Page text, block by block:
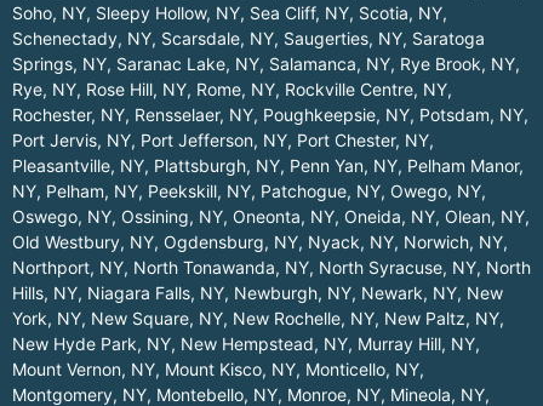
Soho, NY, Sleepy Hollow, NY, Sea Cliff, NY, Scotia, NY,
Schenectady, NY, Scarsdale, NY, Saugerties, NY, Saratoga
Springs, NY, Saranac Lake, NY, Salamanca, NY, Rye Brook, NY,
Rye, NY, Rose Hill, NY, Rome, NY, Rockville Centre, NY,
Rochester, NY, Rensselaer, NY, Poughkeepsie, NY, Potsdam, NY,
Port Jervis, NY, Port Jefferson, NY, Port Chester, NY,
Pleasantville, NY, Plattsburgh, NY, Penn Yan, NY, Pelham Manor,
NY, Pelham, NY, Peekskill, NY, Patchogue, NY, Owego, NY,
Oswego, NY, Ossining, NY, Oneonta, NY, Oneida, NY, Olean, NY,
Old Westbury, NY, Ogdensburg, NY, Nyack, NY, Norwich, NY,
Northport, NY, North Tonawanda, NY, North Syracuse, NY, North
Hills, NY, Niagara Falls, NY, Newburgh, NY, Newark, NY, New
York, NY, New Square, NY, New Rochelle, NY, New Paltz, NY,
New Hyde Park, NY, New Hempstead, NY, Murray Hill, NY,
Mount Vernon, NY, Mount Kisco, NY, Monticello, NY,
Montgomery, NY, Montebello, NY, Monroe, NY, Mineola, NY,